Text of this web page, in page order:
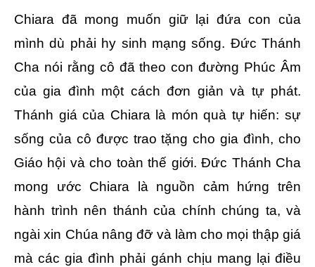
Chiara đã mong muốn giữ lại đứa con của
mình dù phải hy sinh mạng sống. Đức Thánh
Cha nói rằng cô đã theo con đường Phúc Âm
của gia đình một cách đơn giản và tự phát.
Thánh giá của Chiara là món quà tự hiến: sự
sống của cô được trao tặng cho gia đình, cho
Giáo hội và cho toàn thế giới. Đức Thánh Cha
mong ước Chiara là nguồn cảm hứng trên
hành trình nên thánh của chính chúng ta, và
ngài xin Chúa nâng đỡ và làm cho mọi thập giá
mà các gia đình phải gánh chịu mang lại điều